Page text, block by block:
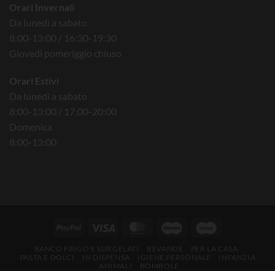
Orari Invernali
Da lunedì a sabato
8:00-13:00 / 16:30-19:30
Giovedì pomeriggio chiuso
Orari Estivi
Da lunedì a sabato
8:00-13:00 / 17:00-20:00
Domenica
8:00-13:00